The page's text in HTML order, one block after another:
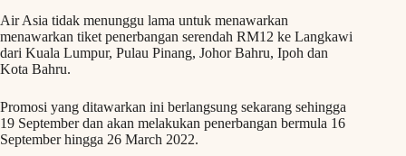
Air Asia tidak menunggu lama untuk menawarkan
menawarkan tiket penerbangan serendah RM12 ke Langkawi
dari Kuala Lumpur, Pulau Pinang, Johor Bahru, Ipoh dan
Kota Bahru.
Promosi yang ditawarkan ini berlangsung sekarang sehingga
19 September dan akan melakukan penerbangan bermula 16
September hingga 26 March 2022.